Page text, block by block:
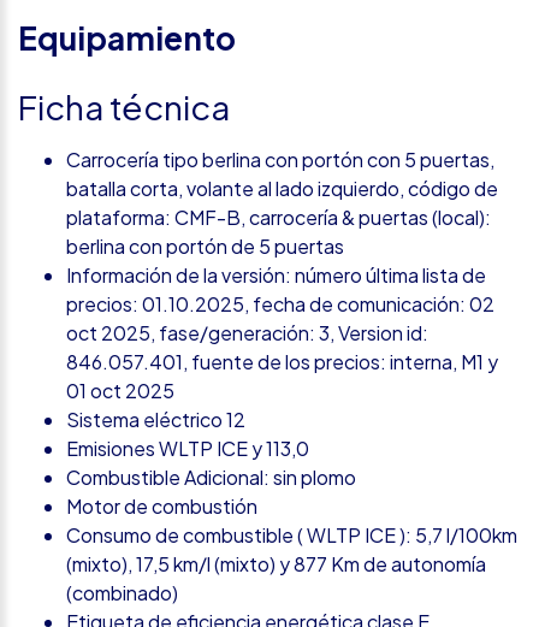
Equipamiento
Ficha técnica
Carrocería tipo berlina con portón con 5 puertas,
batalla corta, volante al lado izquierdo, código de
plataforma: CMF-B, carrocería & puertas (local):
berlina con portón de 5 puertas
Información de la versión: número última lista de
precios: 01.10.2025, fecha de comunicación: 02
oct 2025, fase/generación: 3, Version id:
846.057.401, fuente de los precios: interna, M1 y
01 oct 2025
Sistema eléctrico 12
Emisiones WLTP ICE y 113,0
Combustible Adicional: sin plomo
Motor de combustión
Consumo de combustible ( WLTP ICE ): 5,7 l/100km
(mixto), 17,5 km/l (mixto) y 877 Km de autonomía
(combinado)
Etiqueta de eficiencia energética clase E